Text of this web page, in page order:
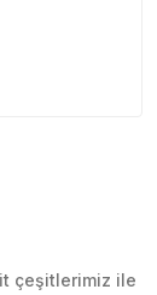
çeşitlerimiz ile